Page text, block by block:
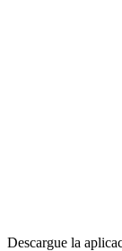
Descargue la